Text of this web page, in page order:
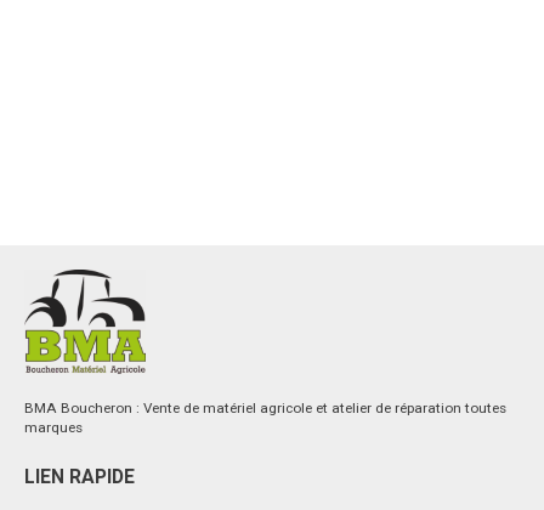
BMA Boucheron : Vente de matériel agricole et atelier de réparation toutes
marques
LIEN RAPIDE